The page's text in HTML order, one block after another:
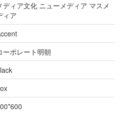
ディア文化 ニューメディア マスメ
ィア
ーポレート明朝